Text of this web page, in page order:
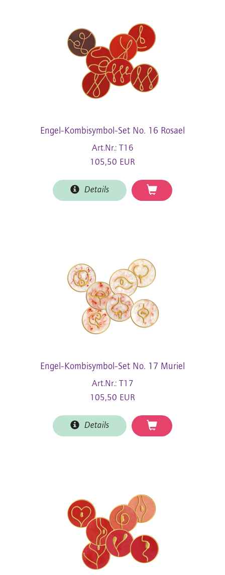
Engel-Kombisymbol-Set No. 16 Rosael
Art.Nr.: T16
105,50 EUR
Details
Engel-Kombisymbol-Set No. 17 Muriel
Art.Nr.: T17
105,50 EUR
Details